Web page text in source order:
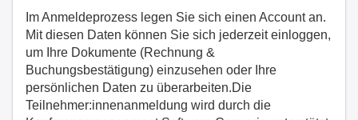
Im Anmeldeprozess legen Sie sich einen Account an.
Mit diesen Daten können Sie sich jederzeit einloggen,
um Ihre Dokumente (Rechnung &
Buchungsbestätigung) einzusehen oder Ihre
persönlichen Daten zu überarbeiten.Die
Teilnehmer:innenanmeldung wird durch die